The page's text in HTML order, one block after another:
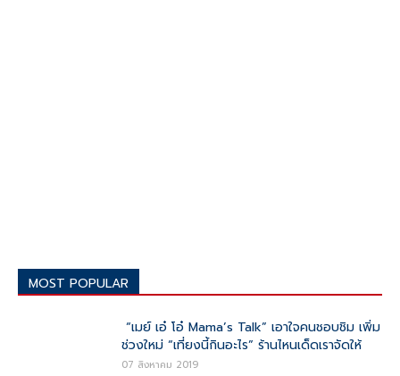
MOST POPULAR
“เมย์ เอ๋ โอ๋ Mama’s Talk” เอาใจคนชอบชิม เพิ่ม
ช่วงใหม่ “เที่ยงนี้กินอะไร” ร้านไหนเด็ดเราจัดให้
07 สิงหาคม 2019